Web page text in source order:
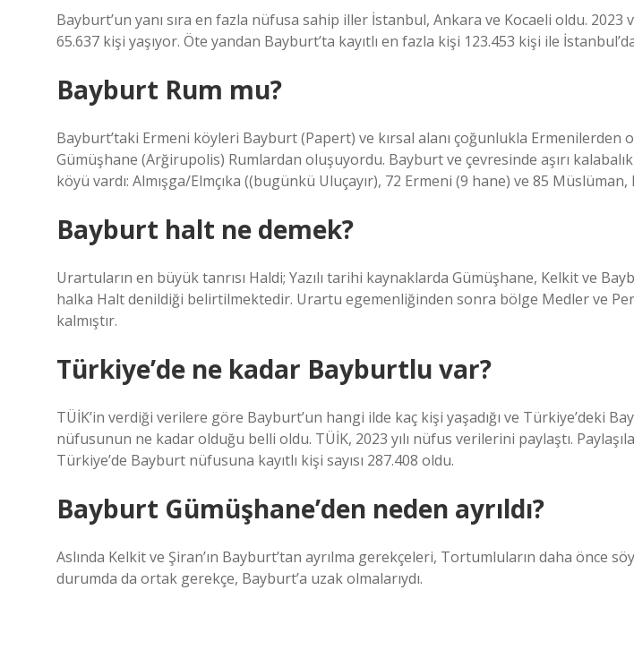
Bayburt’un yanı sıra en fazla nüfusa sahip iller İstanbul, Ankara ve Kocaeli oldu.
65.637 kişi yaşıyor. Öte yandan Bayburt’ta kayıtlı en fazla kişi 123.453 kişi ile
Bayburt Rum mu?
Bayburt’taki Ermeni köyleri Bayburt (Papert) ve kırsal alanı çoğunlukla Ermenilerden
Gümüşhane (Arğirupolis) Rumlardan oluşuyordu. Bayburt ve çevresinde aşırı
köyü vardı: Almışga/Elmçıka ((bugünkü Uluçayır), 72 Ermeni (9 hane) ve 85
Bayburt halt ne demek?
Urartuların en büyük tanrısı Haldi; Yazılı tarihi kaynaklarda Gümüşhane, Kelkit ve
halka Halt denildiği belirtilmektedir. Urartu egemenliğinden sonra bölge Medler ve
kalmıştır.
Türkiye’de ne kadar Bayburtlu var?
TÜİK’in verdiği verilere göre Bayburt’un hangi ilde kaç kişi yaşadığı ve Türkiye’deki
nüfusunun ne kadar olduğu belli oldu. TÜİK, 2023 yılı nüfus verilerini paylaştı.
Türkiye’de Bayburt nüfusuna kayıtlı kişi sayısı 287.408 oldu.
Bayburt Gümüşhane’den neden ayrıldı?
Aslında Kelkit ve Şiran’ın Bayburt’tan ayrılma gerekçeleri, Tortumluların daha önce
durumda da ortak gerekçe, Bayburt’a uzak olmalarıydı.